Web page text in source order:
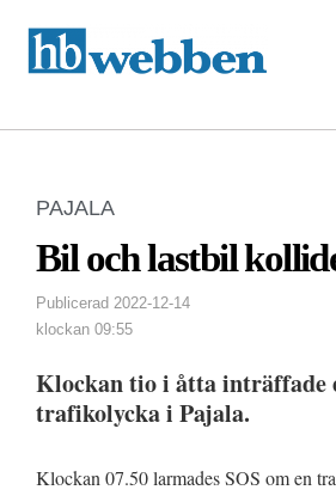
PAJALA
Bil och lastbil
Publicerad 2022-12-14
klockan 09:55
Klockan tio i åtta inträffade
trafikolycka i Pajala.
Klockan 07.50 larmades SOS om en